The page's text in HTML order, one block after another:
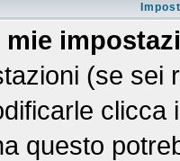
mie
(se sei
clicca
questo